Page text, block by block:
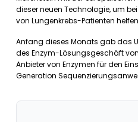
dieser neuen Technologie, um
von Lungenkrebs-Patienten
Anfang dieses Monats gab das
des Enzym-Lösungsgeschäft
Anbieter von Enzymen für den
Generation